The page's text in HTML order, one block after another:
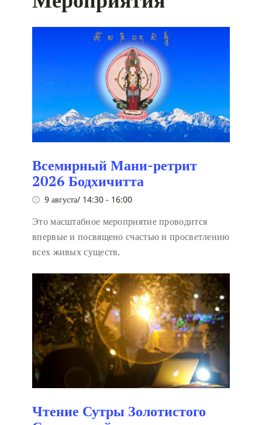
Всемирный Мани-ретрит
2026 Бодхичитта
9 августа/ 14:30 - 16:00
Это масштабное мероприятие проводится
впервые и посвящено счастью и просветлению
всех живых существ.
Чтение Сутры Золотистого